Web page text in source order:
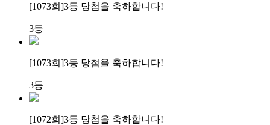
[1073회]3등 당첨을 축하합니다!
3등
[1073회]3등 당첨을 축하합니다!
3등
[1072회]3등 당첨을 축하합니다!